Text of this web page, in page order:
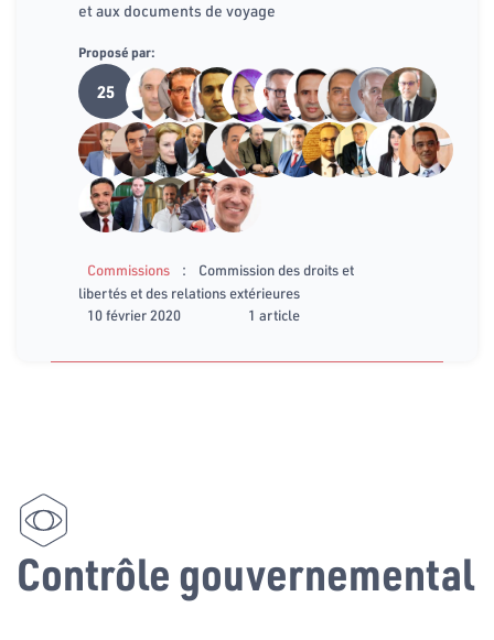
et aux documents de voyage
Proposé par:
25
Commissions :
Commission des droits et
libertés et des relations extérieures
10 février 2020
1 article
Contrôle gouvernemental